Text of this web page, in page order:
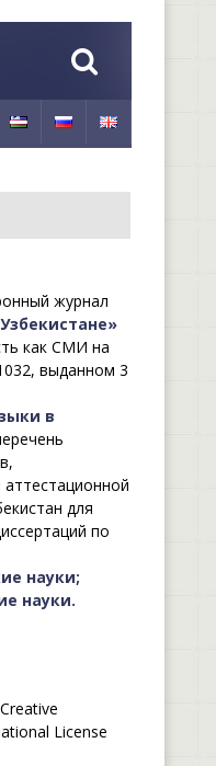
журнал
как СМИ на
выданном 3
в
для
по
науки;
науки.
License